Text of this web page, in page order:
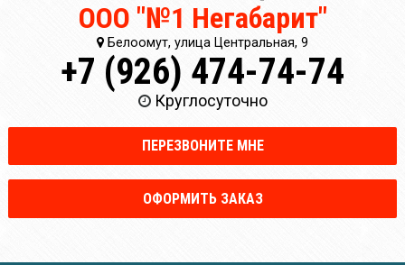
ООО "№1 Негабарит"
Белоомут, улица Центральная, 9
+7 (926) 474-74-74
Круглосуточно
ПЕРЕЗВОНИТЕ МНЕ
ОФОРМИТЬ ЗАКАЗ